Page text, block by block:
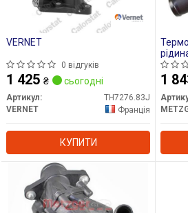
VERNET
0 відгуків
1 425 ₴ сьогодні
Артикул:
TH7276.83J
VERNET
Франція
КУПИТИ
1